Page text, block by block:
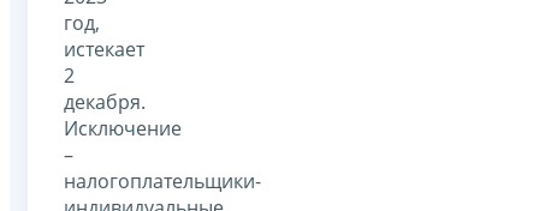
год,
истекает
2
декабря.
Исключение
–
налогоплательщики-